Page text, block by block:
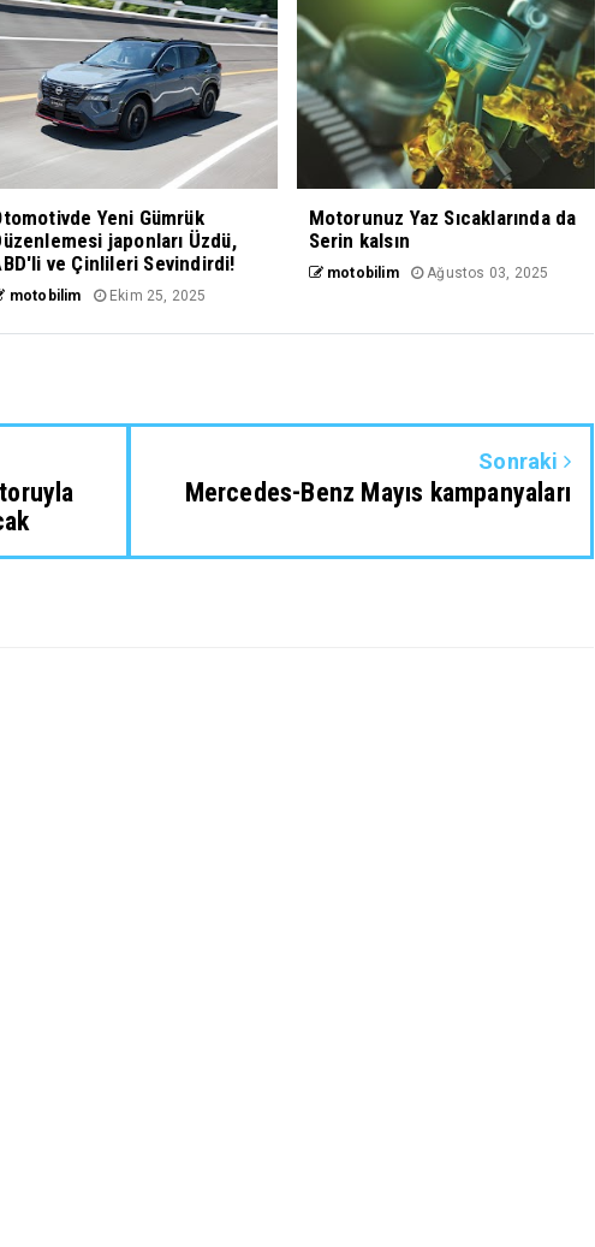
Yeni Gümrük
japonları Üzdü,
ve Çinlileri Sevindirdi!
motobilim Ekim 25, 2025
Motorunuz Yaz Sıcaklarında da
Serin kalsın
motobilim Ağustos 03, 2025
Sonraki
Mercedes-Benz Mayıs kampanyaları